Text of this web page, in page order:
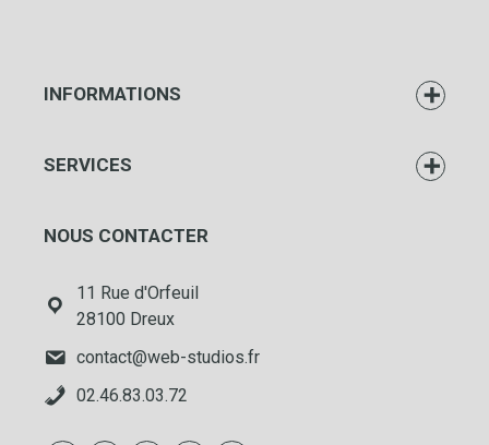
INFORMATIONS
SERVICES
NOUS CONTACTER
11 Rue d'Orfeuil
28100 Dreux
contact@web-studios.fr
02.46.83.03.72